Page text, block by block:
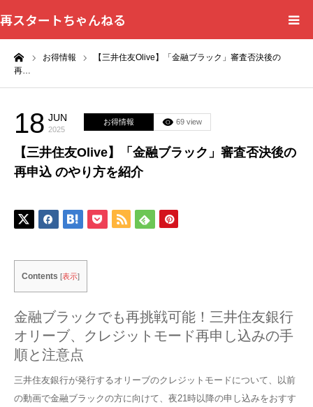
再スタートちゃんねる
お得情報
【三井住友Olive】「金融ブラック」審査否決後の
再…
18 JUN
2025
お得情報 69 view
【三井住友Olive】「金融ブラック」審査否決後の
再申込 のやり方を紹介
Contents [表示]
金融ブラックでも再挑戦可能！三井住友銀行
オリーブ、クレジットモード再申し込みの手
順と注意点
三井住友銀行が発行するオリーブのクレジットモードについて、以前
の動画で金融ブラックの方に向けて、夜21時以降の申し込みをおすす
HOME
プライバシーポリシー